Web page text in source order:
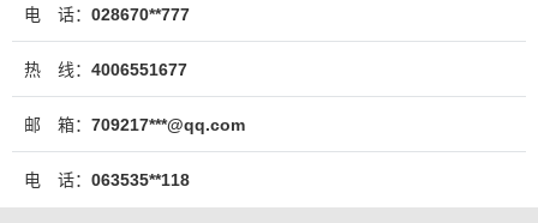
电 话： 028670**777
热 线： 4006551677
邮 箱： 709217***@qq.com
电 话： 063535**118